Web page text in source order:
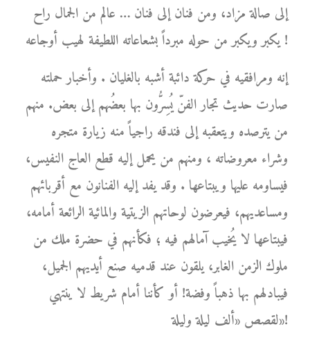
إلى صالة مزاد، ومن فنان إلى فنان … عالم من الجمال راح
يكبر ويكبر من حوله مبرداً بشعاعاته اللطيفة لهيب أوجاعه !
إنه ومرافقيه في حركة دائبة أشبه بالغليان . وأخبار حملته
صارت حديث تجار الفنّ يُسِرُّون بها بعضُهم إلى بعض. منهم
من يترصده ويتعقبه إلى فندقه راجياً منه زيارة متجره
وشراء معروضاته ، ومنهم من يحمل إليه قطع العاج النفيس،
فيساومه عليها ويبتاعها . وقد يفد إليه الفنانون مع أقربائهم
ومساعديهم، فيعرضون لوحاتهم الزيتية والمائية الرائعة أمامه،
فيبتاعها لا يُخيب آمالهم فيه ؛ فكأنهم في حضرة ملك من
ملوك الزمن الغابر، يلقون عند قدميه صنع أيديهم الجميل،
فيبادلهم بها ذهباً وفضة! أو كأننا أمام شريط لا ينتهي
لقصص «ألف ليلة وليلة»!